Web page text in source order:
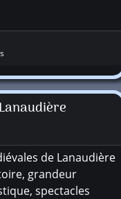
de Lanaudière
grandeur
spectacles